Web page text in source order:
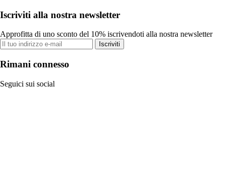
Iscriviti alla nostra newsletter
Approfitta di uno sconto del 10% iscrivendoti alla nostra newsletter
Iscriviti
Rimani connesso
Seguici sui social